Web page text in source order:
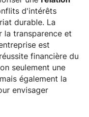
d'intérêts
durable. La
la transparence et
est
financière du
seulement une
également la
envisager